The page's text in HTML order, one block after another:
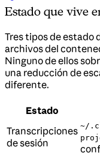
Estado que vive
Tres tipos de estado
archivos del
Ninguno de ellos
una reducción de
diferente.
Estado
Transcripciones
de sesión
~/